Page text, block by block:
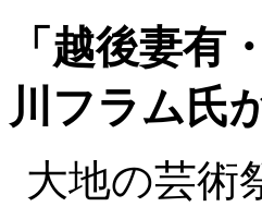
「越後妻有
川フラム氏
大地の芸術